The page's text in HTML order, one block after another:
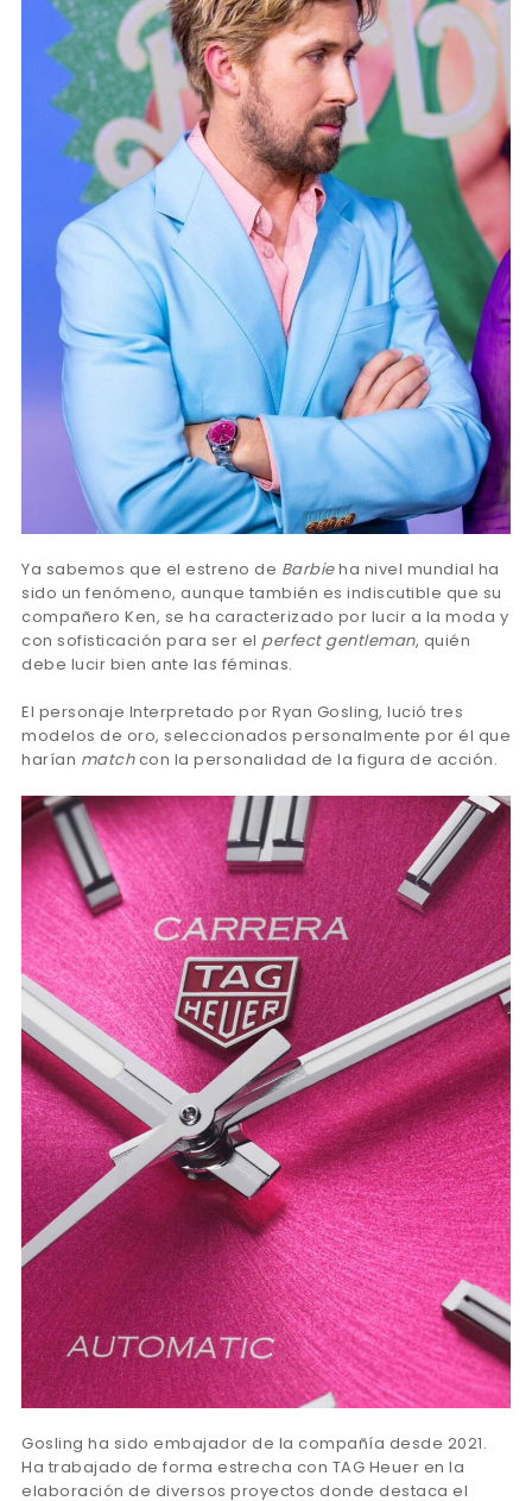
Ya sabemos que el estreno de Barbieha nivel mundial ha
sido un fenómeno, aunque también es indiscutible que su
compañero Ken, se ha caracterizado por lucir a la moda y
con sofisticación para ser el perfect gentleman, quién
debe lucir bien ante las féminas.
El personaje Interpretado por Ryan Gosling, lució tres
modelos de oro, seleccionados personalmente por él que
harían matchcon la personalidad de la figura de acción.
Gosling ha sido embajador de la compañía desde 2021.
Ha trabajado de forma estrecha con TAG Heuer en la
elaboración de diversos proyectos donde destaca el